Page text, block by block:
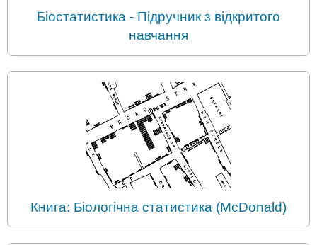
Біостатистика - Підручник з відкритого
навчання
Книга: Біологічна статистика (McDonald)